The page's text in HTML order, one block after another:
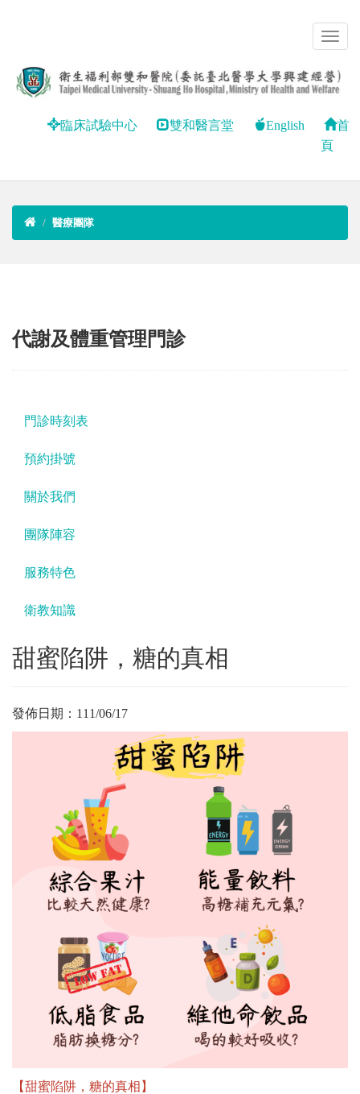
臨床試驗中心 雙和醫言堂 English
首
頁
醫療團隊
代謝及體重管理門診
門診時刻表
預約掛號
關於我們
團隊陣容
服務特色
衛教知識
甜蜜陷阱，糖的真相
發佈日期： 111/06/17
【甜蜜陷阱，糖的真相】